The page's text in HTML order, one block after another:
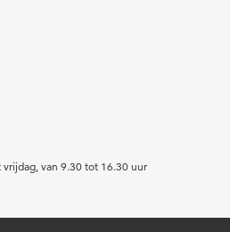
van 9.30 tot 16.30 uur